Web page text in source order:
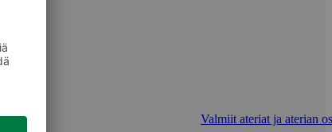
Valmiit ateriat ja aterian